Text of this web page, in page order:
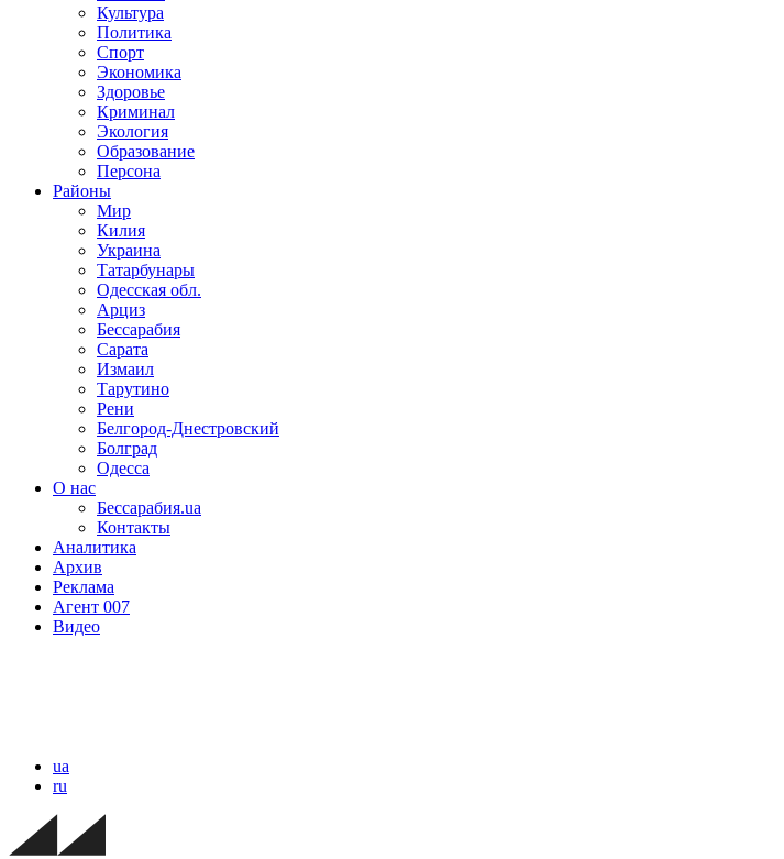
Культура
Политика
Спорт
Экономика
Здоровье
Криминал
Экология
Образование
Персона
Районы
Мир
Килия
Украина
Татарбунары
Одесская обл.
Арциз
Бессарабия
Сарата
Измаил
Тарутино
Рени
Белгород-Днестровский
Болград
Одесса
О нас
Бессарабия.ua
Контакты
Аналитика
Архив
Реклама
Агент 007
Видео
ua
ru